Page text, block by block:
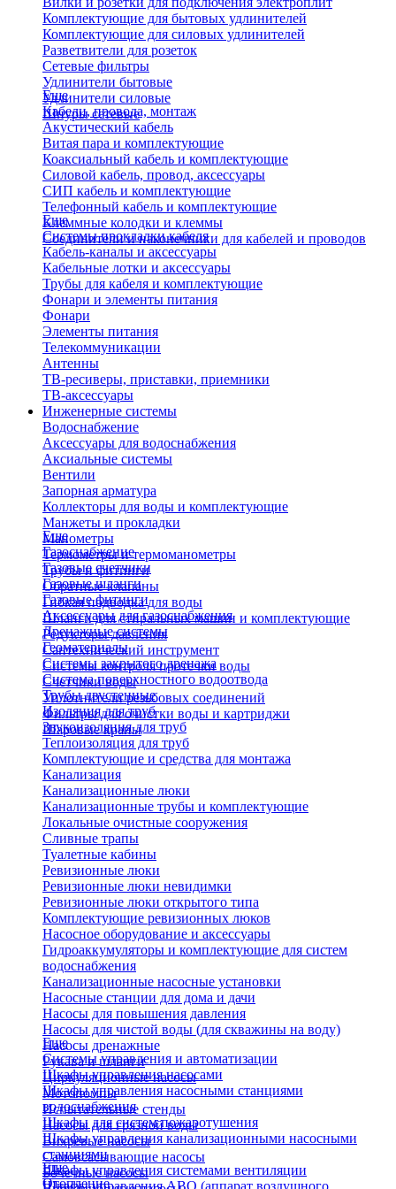
Комплектующие для бытовых удлинителей
Комплектующие для силовых удлинителей
Разветвители для розеток
Сетевые фильтры
Удлинители бытовые
Удлинители силовые
Шнуры сетевые
Еще
Кабели, провода, монтаж
Акустический кабель
Витая пара и комплектующие
Коаксиальный кабель и комплектующие
Силовой кабель, провод, аксессуары
СИП кабель и комплектующие
Телефонный кабель и комплектующие
Клеммные колодки и клеммы
Соединители и наконечники для кабелей и проводов
Еще
Системы прокладки кабеля
Кабель-каналы и аксессуары
Кабельные лотки и аксессуары
Трубы для кабеля и комплектующие
Фонари и элементы питания
Фонари
Элементы питания
Телекоммуникации
Антенны
ТВ-ресиверы, приставки, приемники
ТВ-аксессуары
Инженерные системы
Водоснабжение
Аксессуары для водоснабжения
Аксиальные системы
Вентили
Запорная арматура
Коллекторы для воды и комплектующие
Манжеты и прокладки
Манометры
Термометры и термоманометры
Трубы и фитинги
Обратные клапаны
Гибкая подводка для воды
Шланги для стиральных машин и комплектующие
Редукторы давления
Сантехнический инструмент
Системы контроля протечки воды
Счетчики воды
Уплотнители резьбовых соединений
Фильтры для очистки воды и картриджи
Шаровые краны
Еще
Газоснабжение
Газовые счетчики
Газовые шланги
Газовые фитинги
Аксессуары для газоснабжения
Дренажные системы
Геоматериалы
Системы закрытого дренажа
Система поверхностного водоотвода
Трубы двустенные
Изоляция для труб
Звукоизоляция для труб
Теплоизоляция для труб
Комплектующие и средства для монтажа
Канализация
Канализационные люки
Канализационные трубы и комплектующие
Локальные очистные сооружения
Сливные трапы
Туалетные кабины
Ревизионные люки
Ревизионные люки невидимки
Ревизионные люки открытого типа
Комплектующие ревизионных люков
Насосное оборудование и аксессуары
Гидроаккумуляторы и комплектующие для систем
водоснабжения
Канализационные насосные установки
Насосные станции для дома и дачи
Насосы для повышения давления
Насосы для чистой воды (для скважины на воду)
Насосы дренажные
Рукава и шланги
Циркуляционные насосы
Мотопомпы
Испытательные стенды
Насосы для грязной воды
Вихревые насосы
Самовсасывающие насосы
Бочечные насосы
Еще
Системы управления и автоматизации
Шкафы управления насосами
Шкафы управления насосными станциями
водоснабжения
Шкафы для систем пожаротушения
Шкафы управления канализационными насосными
станциями
Шкафы управления системами вентиляции
Шкафы управления АВО (аппарат воздушного
Еще
Отопление